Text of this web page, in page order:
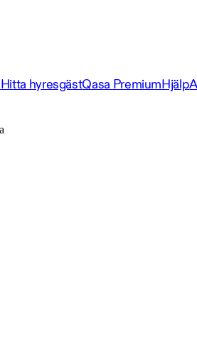
Hitta hyresgästQasa PremiumHjälp